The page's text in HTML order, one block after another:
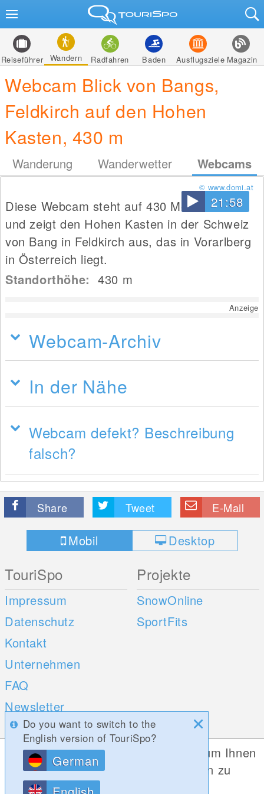
Reiseführer Wandern Radfahren Baden Ausflugsziele Magazin
Webcam Blick von Bangs,
Feldkirch auf den Hohen
Kasten, 430 m
Wanderung Wanderwetter Webcams
21:58
© www.domi.at
Diese Webcam steht auf 430 Metern Höhe
und zeigt den Hohen Kasten in der Schweiz
von Bang in Feldkirch aus, das in Vorarlberg
in Österreich liegt.
Standorthöhe:430 m
Anzeige
Webcam-Archiv
In der Nähe
Webcam defekt? Beschreibung
falsch?
Share Tweet E-Mail
Mobil Desktop
TouriSpo
Impressum
Datenschutz
Kontakt
Unternehmen
FAQ
Newsletter
Umfragen
Projekte
SnowOnline
SportFits
Mobile Apps Social Web
Do you want to switch to the
English version of TouriSpo?
German
Diese Website verwendet Cookies, um Ihnen
die bestmögliche Funktionalität bieten zu
können.